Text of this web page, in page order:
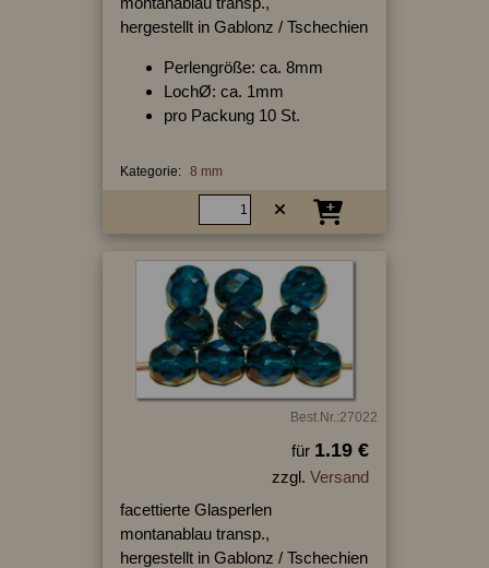
hergestellt in Gablonz / Tschechien
Perlengröße: ca. 8mm
LochØ: ca. 1mm
pro Packung 10 St.
Kategorie: 8 mm
Best.Nr.:27022
für 1.19 €
zzgl. Versand
facettierte Glasperlen
montanablau transp.,
hergestellt in Gablonz / Tschechien